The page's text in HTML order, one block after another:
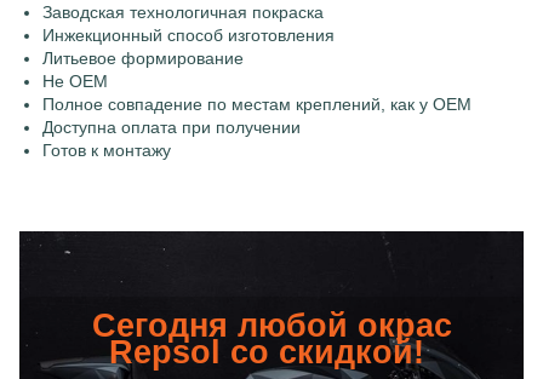
Заводская технологичная покраска
Инжекционный способ изготовления
Литьевое формирование
Не OEM
Полное совпадение по местам креплений, как у OEM
Доступна оплата при получении
Готов к монтажу
Сегодня любой окрас
Repsol со скидкой!